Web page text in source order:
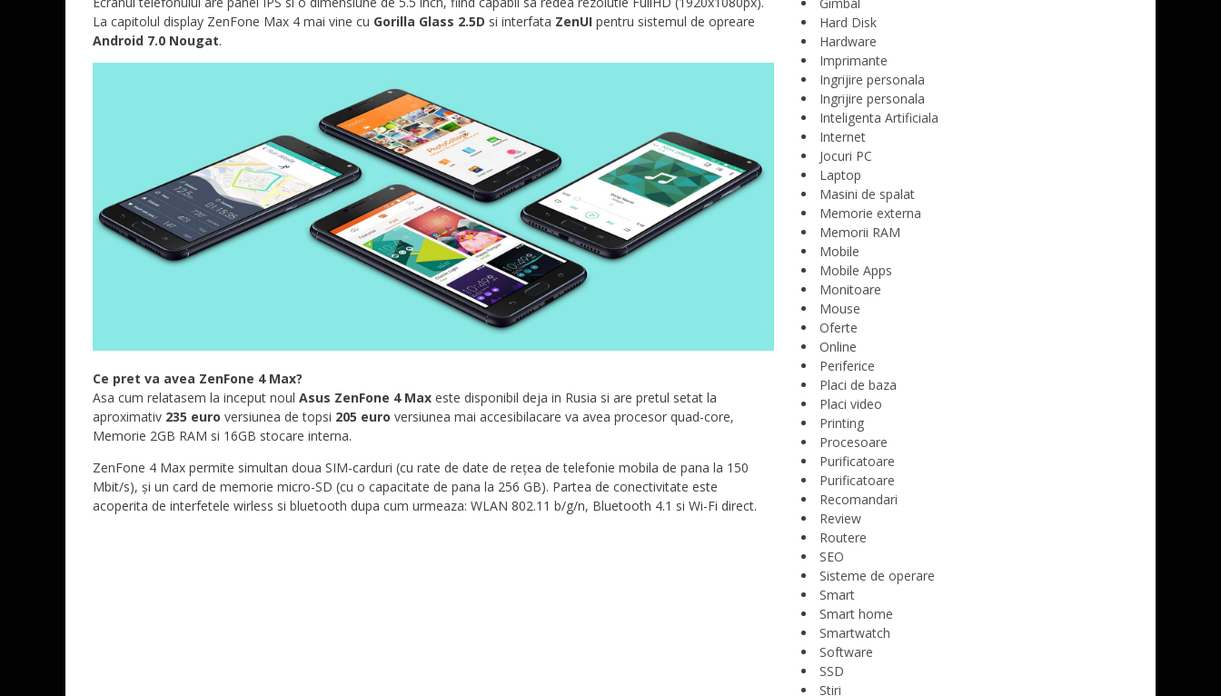
La capitolul display ZenFone Max 4 mai vine cu Gorilla Glass 2.5D si interfata ZenUI pentru sistemul de opreare
Android 7.0 Nougat.
Ce pret va avea ZenFone 4 Max?
Asa cum relatasem la inceput noul Asus ZenFone 4 Max este disponibil deja in Rusia si are pretul setat la
aproximativ 235 euro versiunea de topsi 205 euro versiunea mai accesibilacare va avea procesor quad-core,
Memorie 2GB RAM si 16GB stocare interna.
ZenFone 4 Max permite simultan doua SIM-carduri (cu rate de date de rețea de telefonie mobila de pana la 150
Mbit/s), și un card de memorie micro-SD (cu o capacitate de pana la 256 GB). Partea de conectivitate este
acoperita de interfetele wirless si bluetooth dupa cum urmeaza: WLAN 802.11 b/g/n, Bluetooth 4.1 si Wi-Fi direct.
Hard Disk
Hardware
Imprimante
Ingrijire personala
Ingrijire personala
Inteligenta Artificiala
Internet
Jocuri PC
Laptop
Masini de spalat
Memorie externa
Memorii RAM
Mobile
Mobile Apps
Monitoare
Mouse
Oferte
Online
Periferice
Placi de baza
Placi video
Printing
Procesoare
Purificatoare
Purificatoare
Recomandari
Review
Routere
SEO
Sisteme de operare
Smart
Smart home
Smartwatch
Software
SSD
Stiri